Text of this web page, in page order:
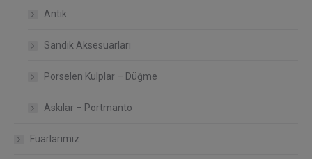
Antik
Sandık Aksesuarları
Porselen Kulplar – Düğme
Askılar – Portmanto
Fuarlarımız